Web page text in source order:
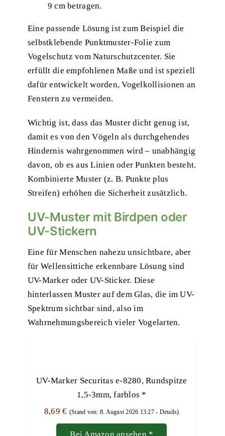
9 cm betragen.
Eine passende Lösung ist zum Beispiel die
selbstklebende Punktmuster-Folie zum
Vogelschutz vom Naturschutzcenter. Sie
erfüllt die empfohlenen Maße und ist speziell
dafür entwickelt worden, Vogelkollisionen an
Fenstern zu vermeiden.
Wichtig ist, dass das Muster dicht genug ist,
damit es von den Vögeln als durchgehendes
Hindernis wahrgenommen wird – unabhängig
davon, ob es aus Linien oder Punkten besteht.
Kombinierte Muster (z. B. Punkte plus
Streifen) erhöhen die Sicherheit zusätzlich.
UV-Muster mit Birdpen oder
UV-Stickern
Eine für Menschen nahezu unsichtbare, aber
für Wellensittiche erkennbare Lösung sind
UV-Marker oder UV-Sticker. Diese
hinterlassen Muster auf dem Glas, die im UV-
Spektrum sichtbar sind, also im
Wahrnehmungsbereich vieler Vogelarten.
UV-Marker Securitas e-8280, Rundspitze
1,5-3mm, farblos *
8,69 € (Stand von: 8. August 2026 13:27 - Details)